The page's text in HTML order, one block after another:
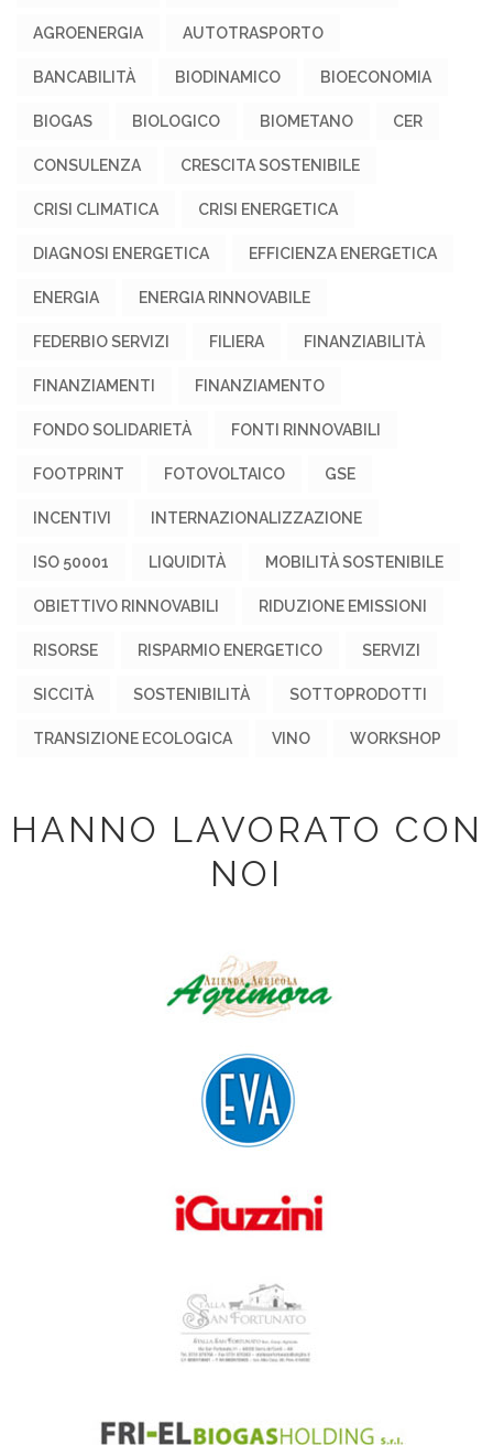
AGROENERGIA AUTOTRASPORTO
BANCABILITÀ BIODINAMICO BIOECONOMIA
BIOGAS BIOLOGICO BIOMETANO CER
CONSULENZA CRESCITA SOSTENIBILE
CRISI CLIMATICA CRISI ENERGETICA
DIAGNOSI ENERGETICA EFFICIENZA ENERGETICA
ENERGIA ENERGIA RINNOVABILE
FEDERBIO SERVIZI FILIERA FINANZIABILITÀ
FINANZIAMENTI FINANZIAMENTO
FONDO SOLIDARIETÀ FONTI RINNOVABILI
FOOTPRINT FOTOVOLTAICO GSE
INCENTIVI INTERNAZIONALIZZAZIONE
ISO 50001 LIQUIDITÀ MOBILITÀ SOSTENIBILE
OBIETTIVO RINNOVABILI RIDUZIONE EMISSIONI
RISORSE RISPARMIO ENERGETICO SERVIZI
SICCITÀ SOSTENIBILITÀ SOTTOPRODOTTI
TRANSIZIONE ECOLOGICA VINO WORKSHOP
HANNO LAVORATO CON
NOI